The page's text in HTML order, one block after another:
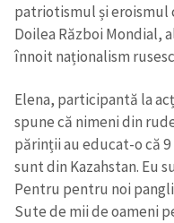
patriotismul și eroismul
Doilea Război Mondial,
înnoit naționalism
Elena, participantă la
spune că nimeni din
părinții au educat-o că
sunt din Kazahstan. Eu
Pentru pentru noi
Sute de mii de oameni